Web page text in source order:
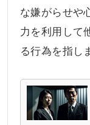
な嫌がらせや
力を利用して
る行為を指し